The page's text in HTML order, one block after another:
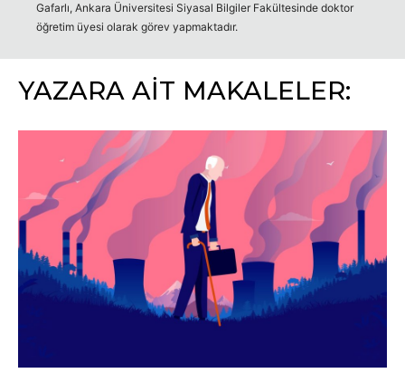
Gafarlı, Ankara Üniversitesi Siyasal Bilgiler Fakültesinde doktor
öğretim üyesi olarak görev yapmaktadır.
YAZARA AİT MAKALELER: